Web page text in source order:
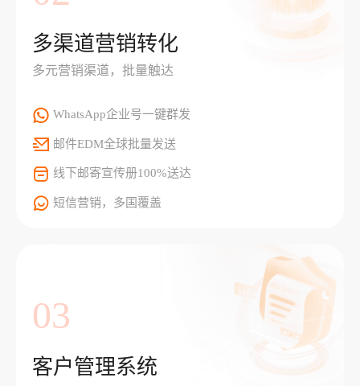
多渠道营销转化
多元营销渠道，批量触达
WhatsApp企业号一键群发
邮件EDM全球批量发送
线下邮寄宣传册100%送达
短信营销，多国覆盖
03
客户管理系统